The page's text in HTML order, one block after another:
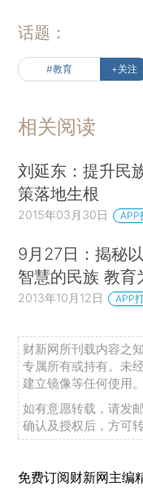
话题：
#教育 +关注
相关阅读
刘延东：提升民
策落地生根
2015年03月30日 APP
9月27日：揭秘
智慧的民族 教育
2013年10月12日 APP
财新网所刊载内容之
专属所有或持有。未
建立镜像等任何使用。
如有意愿转载，请发
确认及授权后，方可转
免费订阅财新网主编